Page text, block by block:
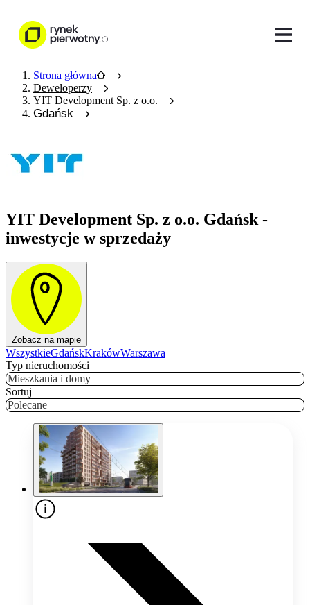
Strona główna
Deweloperzy
YIT Development Sp. z o.o.
Gdańsk
YIT Development Sp. z o.o. Gdańsk -
inwestycje w sprzedaży
Zobacz na mapie
WszystkieGdańskKrakówWarszawa
Typ nieruchomości
Mieszkania i domy
Sortuj
Polecane